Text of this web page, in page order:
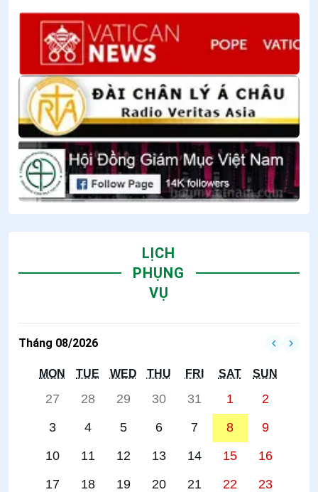
LỊCH
PHỤNG
VỤ
Tháng 08/2026
MON TUE WED THU FRI SAT SUN
27 28 29 30 31 1
2
3
4 5 6 7 8
9
10
11 12 13 14 15
16
17
18 19 20 21 22
23